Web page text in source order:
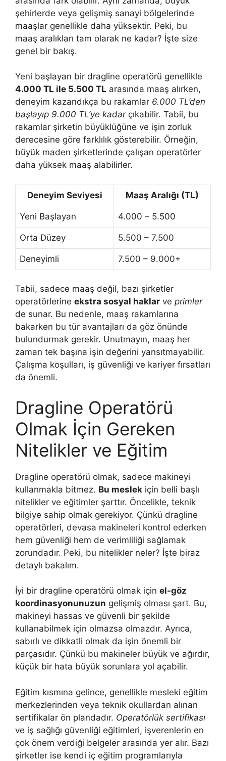
şehirlerde veya gelişmiş sanayi bölgelerinde
maaşlar genellikle daha yüksektir. Peki, bu
maaş aralıkları tam olarak ne kadar? İşte size
genel bir bakış.
Yeni başlayan bir dragline operatörü genellikle
4.000 TL ile 5.500 TL arasında maaş alırken,
deneyim kazandıkça bu rakamlar 6.000 TL’den
başlayıp 9.000 TL’ye kadarçıkabilir. Tabii, bu
rakamlar şirketin büyüklüğüne ve işin zorluk
derecesine göre farklılık gösterebilir. Örneğin,
büyük maden şirketlerinde çalışan operatörler
daha yüksek maaş alabilirler.
Deneyim Seviyesi Maaş Aralığı (TL)
Yeni Başlayan 4.000 – 5.500
Orta Düzey 5.500 – 7.500
Deneyimli 7.500 – 9.000+
Tabii, sadece maaş değil, bazı şirketler
operatörlerine ekstra sosyal haklar ve primler
de sunar. Bu nedenle, maaş rakamlarına
bakarken bu tür avantajları da göz önünde
bulundurmak gerekir. Unutmayın, maaş her
zaman tek başına işin değerini yansıtmayabilir.
Çalışma koşulları, iş güvenliği ve kariyer fırsatları
da önemli.
Dragline Operatörü
Olmak İçin Gereken
Nitelikler ve Eğitim
Dragline operatörü olmak, sadece makineyi
kullanmakla bitmez. Bu meslek için belli başlı
nitelikler ve eğitimler şarttır. Öncelikle, teknik
bilgiye sahip olmak gerekiyor. Çünkü dragline
operatörleri, devasa makineleri kontrol ederken
hem güvenliği hem de verimliliği sağlamak
zorundadır. Peki, bu nitelikler neler? İşte biraz
detaylı bakalım.
İyi bir dragline operatörü olmak için el-göz
koordinasyonunuzun gelişmiş olması şart. Bu,
makineyi hassas ve güvenli bir şekilde
kullanabilmek için olmazsa olmazdır. Ayrıca,
sabırlı ve dikkatli olmak da işin önemli bir
parçasıdır. Çünkü bu makineler büyük ve ağırdır,
küçük bir hata büyük sorunlara yol açabilir.
Eğitim kısmına gelince, genellikle mesleki eğitim
merkezlerinden veya teknik okullardan alınan
sertifikalar ön plandadır. Operatörlük sertifikası
ve iş sağlığı güvenliği eğitimleri, işverenlerin en
çok önem verdiği belgeler arasında yer alır. Bazı
şirketler ise kendi iç eğitim programlarıyla